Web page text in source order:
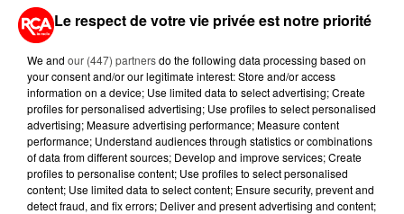
édition spéciale consacrée à Nantes, en partenariat
avec RCA La Radio. Des tensions politiques
Le respect de votre vie privée est notre priorité
We and our (447) partnersdo the following data processing based on
your consent and/or our legitimate interest: Store and/or access
information on a device; Use limited data to select advertising; Create
profiles for personalised advertising; Use profiles to select personalised
advertising; Measure advertising performance; Measure content
performance; Understand audiences through statistics or combinations
of data from different sources; Develop and improve services; Create
profiles to personalise content; Use profiles to select personalised
content; Use limited data to select content; Ensure security, prevent and
detect fraud, and fix errors; Deliver and present advertising and content;